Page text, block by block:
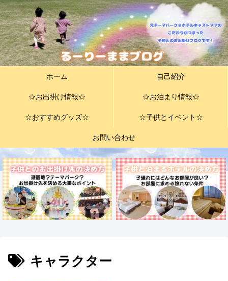
ホーム 自己紹介
☆お出掛け情報☆ ☆お泊まり情報☆
☆おすすめグッズ☆ ☆子供とイベント☆
お問い合わせ
キャラクター